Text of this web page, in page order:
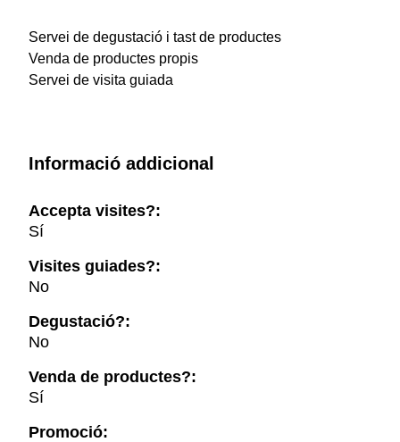
Servei de degustació i tast de productes
Venda de productes propis
Servei de visita guiada
Informació addicional
Accepta visites?:
Sí
Visites guiades?:
No
Degustació?:
No
Venda de productes?:
Sí
Promoció: